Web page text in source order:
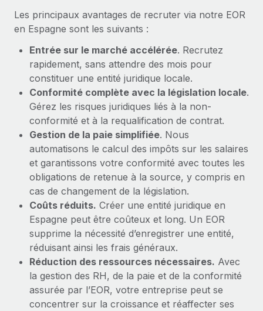
Les principaux avantages de recruter via notre EOR
en Espagne sont les suivants :
Entrée sur le marché accélérée. Recrutez
rapidement, sans attendre des mois pour
constituer une entité juridique locale.
Conformité complète avec la législation locale.
Gérez les risques juridiques liés à la non-
conformité et à la requalification de contrat.
Gestion de la paie simplifiée. Nous
automatisons le calcul des impôts sur les salaires
et garantissons votre conformité avec toutes les
obligations de retenue à la source, y compris en
cas de changement de la législation.
Coûts réduits. Créer une entité juridique en
Espagne peut être coûteux et long. Un EOR
supprime la nécessité d’enregistrer une entité,
réduisant ainsi les frais généraux.
Réduction des ressources nécessaires. Avec
la gestion des RH, de la paie et de la conformité
assurée par l’EOR, votre entreprise peut se
concentrer sur la croissance et réaffecter ses